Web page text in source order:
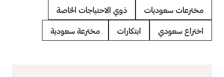
مخترعات سعوديات ذوي الاحتياجات الخاصة
اختراع سعودي ابتكارات مخترعة سعودية